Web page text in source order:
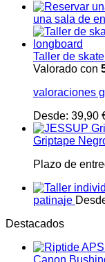
una sala de
Taller de
Valorado con
valoraciones
Desde: 39,90
Griptape
Plazo de
patinaje
Destacados
Canon